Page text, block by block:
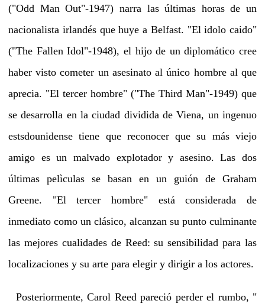
("Odd Man Out"-1947) narra las últimas horas de un
nacionalista irlandés que huye a Belfast. "El idolo caido"
("The Fallen Idol"-1948), el hijo de un diplomático cree
haber visto cometer un asesinato al único hombre al que
aprecia. "El tercer hombre" ("The Third Man"-1949) que
se desarrolla en la ciudad dividida de Viena, un ingenuo
estsdounidense tiene que reconocer que su más viejo
amigo es un malvado explotador y asesino. Las dos
últimas pelìculas se basan en un guión de Graham
Greene. "El tercer hombre" está considerada de
inmediato como un clásico, alcanzan su punto culminante
las mejores cualidades de Reed: su sensibilidad para las
localizaciones y su arte para elegir y dirigir a los actores.
Posteriormente, Carol Reed pareció perder el rumbo, "